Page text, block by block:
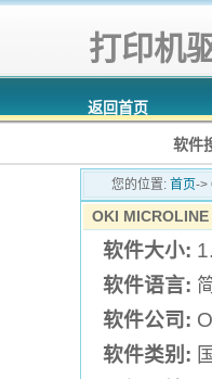
打印机
返回首页
软件
您的位置: 首页->
OKI
软件大小:
软件语言:
软件公司:
软件类别: